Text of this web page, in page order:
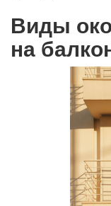
Виды
на